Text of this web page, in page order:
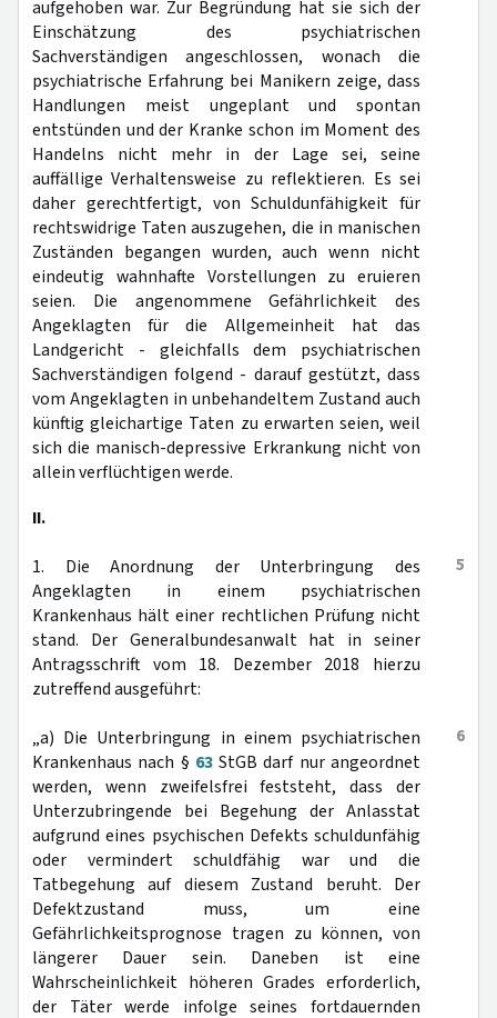
aufgehoben war. Zur Begründung hat sie sich der
Einschätzung des psychiatrischen
Sachverständigen angeschlossen, wonach die
psychiatrische Erfahrung bei Manikern zeige, dass
Handlungen meist ungeplant und spontan
entstünden und der Kranke schon im Moment des
Handelns nicht mehr in der Lage sei, seine
auffällige Verhaltensweise zu reflektieren. Es sei
daher gerechtfertigt, von Schuldunfähigkeit für
rechtswidrige Taten auszugehen, die in manischen
Zuständen begangen wurden, auch wenn nicht
eindeutig wahnhafte Vorstellungen zu eruieren
seien. Die angenommene Gefährlichkeit des
Angeklagten für die Allgemeinheit hat das
Landgericht - gleichfalls dem psychiatrischen
Sachverständigen folgend - darauf gestützt, dass
vom Angeklagten in unbehandeltem Zustand auch
künftig gleichartige Taten zu erwarten seien, weil
sich die manisch-depressive Erkrankung nicht von
allein verflüchtigen werde.
II.
5
1. Die Anordnung der Unterbringung des
Angeklagten in einem psychiatrischen
Krankenhaus hält einer rechtlichen Prüfung nicht
stand. Der Generalbundesanwalt hat in seiner
Antragsschrift vom 18. Dezember 2018 hierzu
zutreffend ausgeführt:
6
„a) Die Unterbringung in einem psychiatrischen
Krankenhaus nach § 63StGB darf nur angeordnet
werden, wenn zweifelsfrei feststeht, dass der
Unterzubringende bei Begehung der Anlasstat
aufgrund eines psychischen Defekts schuldunfähig
oder vermindert schuldfähig war und die
Tatbegehung auf diesem Zustand beruht. Der
Defektzustand muss, um eine
Gefährlichkeitsprognose tragen zu können, von
längerer Dauer sein. Daneben ist eine
Wahrscheinlichkeit höheren Grades erforderlich,
der Täter werde infolge seines fortdauernden